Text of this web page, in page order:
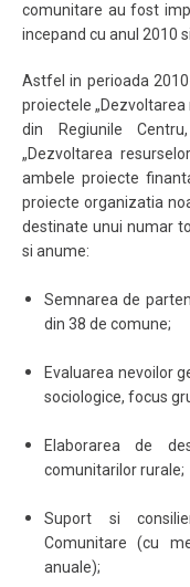
comunitare au fost
incepand cu anul 2010
Astfel in perioada
proiectele
din Regiunile
„Dezvoltarea
ambele proiecte
proiecte organizatia
destinate unui numar
si anume:
Semnarea de
din 38 de comune;
Evaluarea nevoilor
sociologice, focus
Elaborarea de
comunitarilor rurale;
Suport si
Comunitare (cu
anuale);